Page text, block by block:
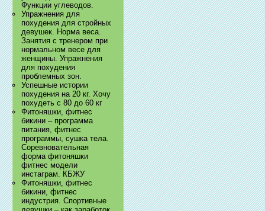
Функции углеводов.
Упражнения для
похудения для стройных
девушек. Норма веса.
Занятия с тренером при
нормальном весе для
женщины. Упражнения
для похудения
проблемных зон.
Успешные истории
похудения на 20 кг. Хочу
похудеть с 80 до 60 кг
Фитоняшки, фитнес
бикини – программа
питания, фитнес
программы, сушка тела.
Соревновательная
форма фитоняшки
фитнес модели
инстаграм. КБЖУ
Фитоняшки, фитнес
бикини, фитнес
индустрия. Спортивные